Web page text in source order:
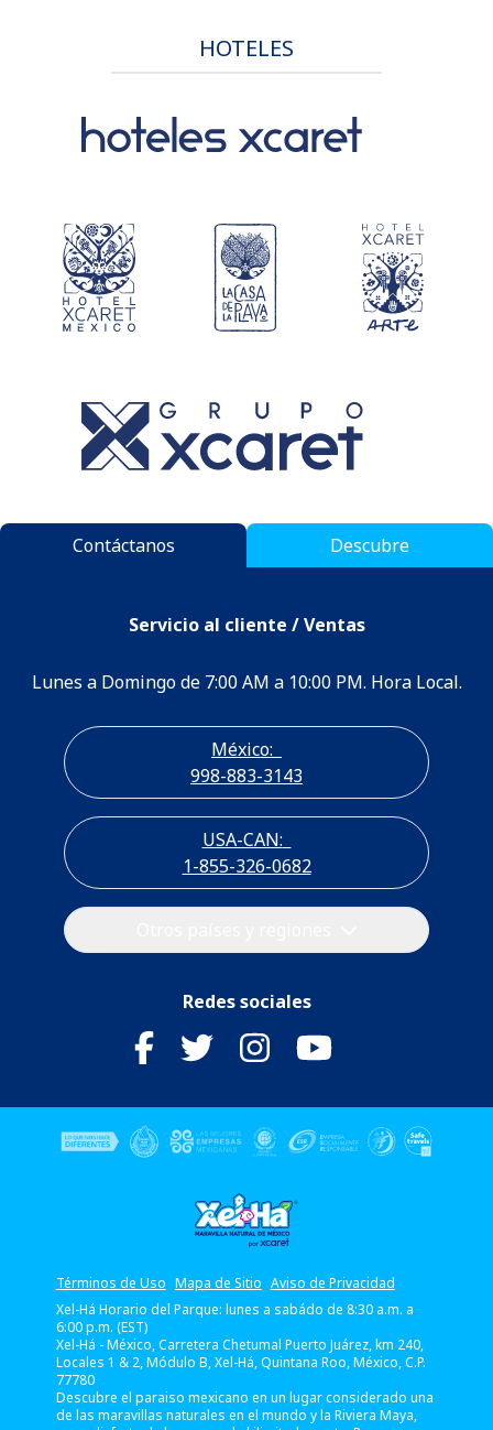
HOTELES
Contáctanos Descubre
Servicio al cliente / Ventas
Lunes a Domingo de 7:00 AM a 10:00 PM. Hora Local.
México:
998-883-3143
USA-CAN:
1-855-326-0682
Redes sociales
Términos de Uso Mapa de Sitio Aviso de Privacidad
Xel-Há Horario del Parque: lunes a sabádo de 8:30 a.m. a
6:00 p.m. (EST)
Xel-Há - México, Carretera Chetumal Puerto Juárez, km 240,
Locales 1 & 2, Módulo B, Xel-Há,Quintana Roo,México,C.P.
77780
Descubre el paraiso mexicano en un lugar considerado una
de las maravillas naturales en el mundo y la Riviera Maya,